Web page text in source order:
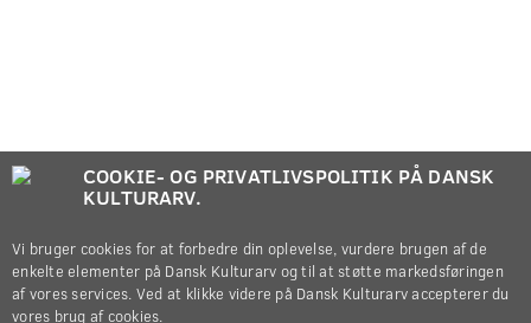
COOKIE- OG PRIVATLIVSPOLITIK PÅ DANSK
KULTURARV.
Vi bruger cookies for at forbedre din oplevelse, vurdere brugen af de
enkelte elementer på Dansk Kulturarv og til at støtte markedsføringen
af vores services. Ved at klikke videre på Dansk Kulturarv accepterer du
vores brug af cookies.